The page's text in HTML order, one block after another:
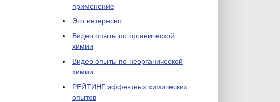
применение
Это интересно
Видео опыты по органической
химии
Видео опыты по неорганической
химии
РЕЙТИНГ эффектных химических
опытов